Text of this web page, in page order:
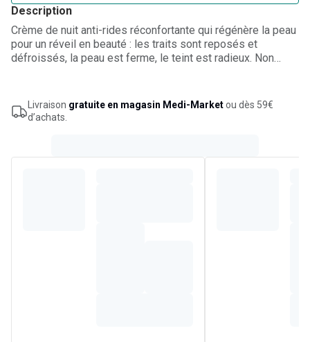
Description
Crème de nuit anti-rides réconfortante qui régénère la peau
pour un réveil en beauté : les traits sont reposés et
défroissés, la peau est ferme, le teint est radieux. Non
Livraison gratuite en magasin Medi-Marketou dès 59€
d’achats.